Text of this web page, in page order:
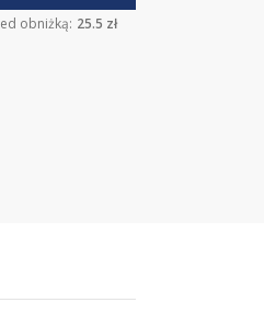
obniżką: 25.5 zł